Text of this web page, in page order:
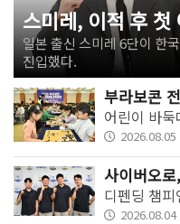
스미레, 이적 후 첫
일본 출신 스미레 6단이 한
진입했다.
2026.08.05
사이버오
2026.08.04